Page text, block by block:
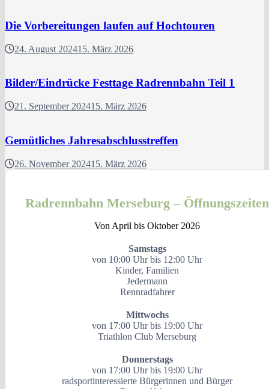
Die Vorbereitungen laufen auf Hochtouren
24. August 202415. März 2026
Bilder/Eindrücke Festtage Radrennbahn Teil 1
21. September 202415. März 2026
Gemütliches Jahresabschlusstreffen
26. November 202415. März 2026
Radrennbahn Merseburg – Öffnungszeiten
Von April bis Oktober 2026
Samstags
von 10:00 Uhr bis 12:00 Uhr
Kinder, Familien
Jedermann
Rennradfahrer
Mittwochs
von 17:00 Uhr bis 19:00 Uhr
Triathlon Club Merseburg
Donnerstags
von 17:00 Uhr bis 19:00 Uhr
radsportinteressierte Bürgerinnen und Bürger